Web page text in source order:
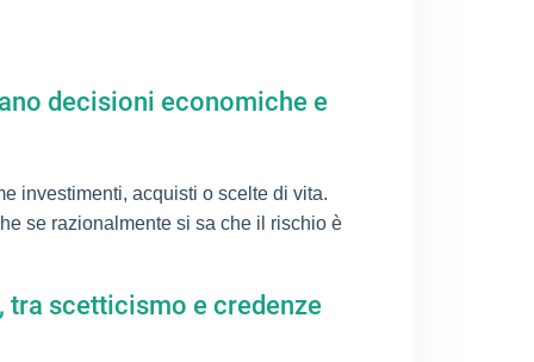
decisioni economiche e
investimenti, acquisti o scelte di vita.
se razionalmente si sa che il rischio è
tra scetticismo e credenze